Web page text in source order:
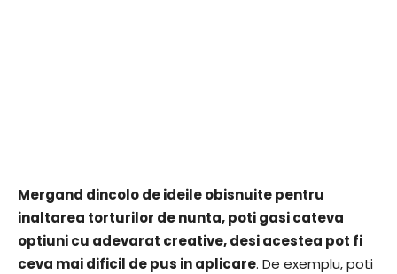
Mergand dincolo de ideile obisnuite pentru
inaltarea torturilor de nunta, poti gasi cateva
optiuni cu adevarat creative, desi acestea pot fi
ceva mai dificil de pus in aplicare. De exemplu, poti